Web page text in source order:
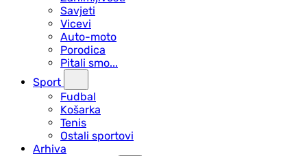
Savjeti
Vicevi
Auto-moto
Porodica
Pitali smo...
Sport
Fudbal
Košarka
Tenis
Ostali sportovi
Arhiva